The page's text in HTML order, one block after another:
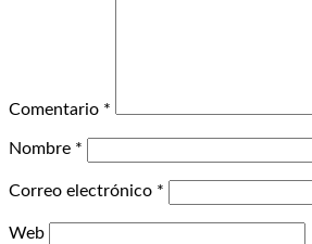
Comentario *
Nombre *
Correo electrónico *
Web